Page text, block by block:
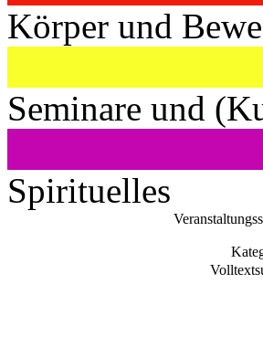
Körper und
Seminare und
Spirituelles